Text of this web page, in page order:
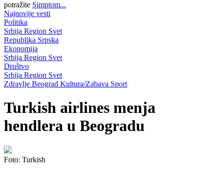
potražite Simptom...
Najnovije vesti
Politika
Srbija Region Svet
Republika Srpska
Ekonomija
Srbija Region Svet
Društvo
Srbija Region Svet
Zdravlje Beograd Kultura/Zabava Sport
Turkish airlines menja
hendlera u Beogradu
Foto: Turkish